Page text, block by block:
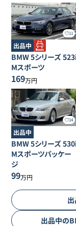
11
出品中
BMW5シリーズ
Mスポーツ
169万円
14
出品中
BMW5シリーズ
Mスポーツパッケー
ジ
99万円
出品中の